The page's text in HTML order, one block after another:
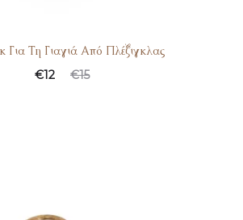
Για Τη Γιαγιά Από Πλέξιγκλας
€15
€12